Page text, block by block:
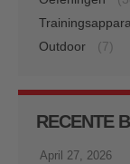
Outdoor
(7)
RECENTE
April 27, 2026